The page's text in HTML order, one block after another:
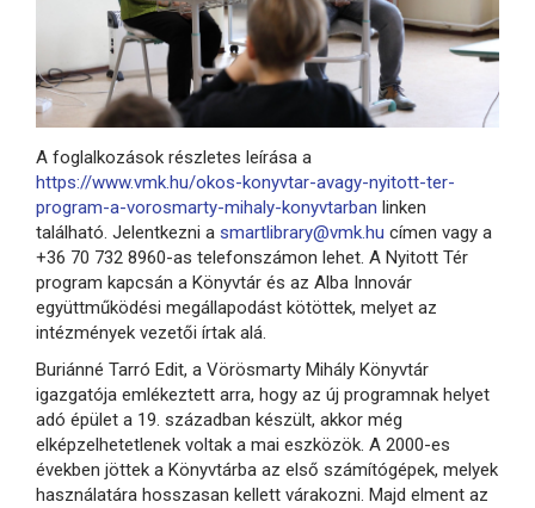
A foglalkozások részletes leírása a
https://www.vmk.hu/okos-konyvtar-avagy-nyitott-ter-
program-a-vorosmarty-mihaly-konyvtarban linken
található. Jelentkezni a smartlibrary@vmk.hu címen vagy a
+36 70 732 8960-as telefonszámon lehet. A Nyitott Tér
program kapcsán a Könyvtár és az Alba Innovár
együttműködési megállapodást kötöttek, melyet az
intézmények vezetői írtak alá.
Buriánné Tarró Edit, a Vörösmarty Mihály Könyvtár
igazgatója emlékeztett arra, hogy az új programnak helyet
adó épület a 19. században készült, akkor még
elképzelhetetlenek voltak a mai eszközök. A 2000-es
években jöttek a Könyvtárba az első számítógépek, melyek
használatára hosszasan kellett várakozni. Majd elment az